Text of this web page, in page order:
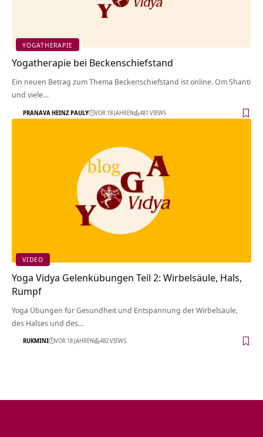
YOGATHERAPIE
Yogatherapie bei Beckenschiefstand
Ein neuen Betrag zum Thema Beckenschiefstand ist online. Om Shanti
und viele…
PRANAVA HEINZ PAULY VOR 18 JAHREN 481 VIEWS
VIDEO
Yoga Vidya Gelenkübungen Teil 2: Wirbelsäule, Hals,
Rumpf
Yoga Übungen für Gesundheit und Entspannung der Wirbelsäule,
des Halses und des…
RUKMINI VOR 18 JAHREN 482 VIEWS